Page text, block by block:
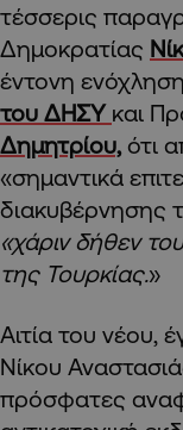
τέσσερις
Δημοκρατίας
έντονη
του ΔΗΣΥ και
Δημητρίου, ότι
«σημαντικά
διακυβέρνησης
«χάριν δήθεν
της Τουρκίας.»
Αιτία του νέου,
Νίκου
πρόσφατες